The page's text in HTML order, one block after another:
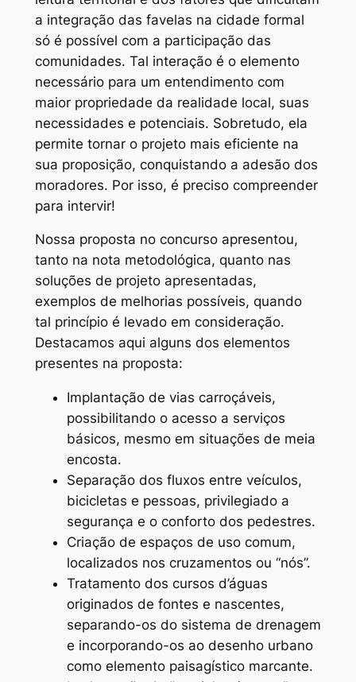
a integração das favelas na cidade formal
só é possível com a participação das
comunidades. Tal interação é o elemento
necessário para um entendimento com
maior propriedade da realidade local, suas
necessidades e potenciais. Sobretudo, ela
permite tornar o projeto mais eficiente na
sua proposição, conquistando a adesão dos
moradores. Por isso, é preciso compreender
para intervir!
Nossa proposta no concurso apresentou,
tanto na nota metodológica, quanto nas
soluções de projeto apresentadas,
exemplos de melhorias possíveis, quando
tal princípio é levado em consideração.
Destacamos aqui alguns dos elementos
presentes na proposta:
Implantação de vias carroçáveis,
possibilitando o acesso a serviços
básicos, mesmo em situações de meia
encosta.
Separação dos fluxos entre veículos,
bicicletas e pessoas, privilegiado a
segurança e o conforto dos pedestres.
Criação de espaços de uso comum,
localizados nos cruzamentos ou “nós”.
Tratamento dos cursos d’águas
originados de fontes e nascentes,
separando-os do sistema de drenagem
e incorporando-os ao desenho urbano
como elemento paisagístico marcante.